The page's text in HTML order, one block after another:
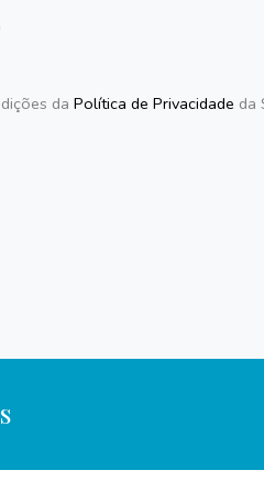
da Política de Privacidade da